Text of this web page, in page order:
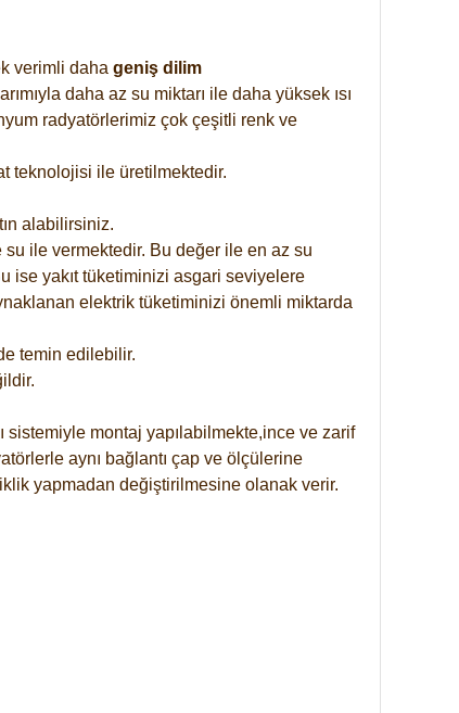
verimli daha geniş dilim
daha az su miktarı ile daha yüksek ısı
radyatörlerimiz çok çeşitli renk ve
teknolojisi ile üretilmektedir.
alabilirsiniz.
su ile vermektedir. Bu değer ile en az su
ise yakıt tüketiminizi asgari seviyelere
elektrik tüketiminizi önemli miktarda
temin edilebilir.
montaj yapılabilmekte,ince ve zarif
aynı bağlantı çap ve ölçülerine
yapmadan değiştirilmesine olanak verir.